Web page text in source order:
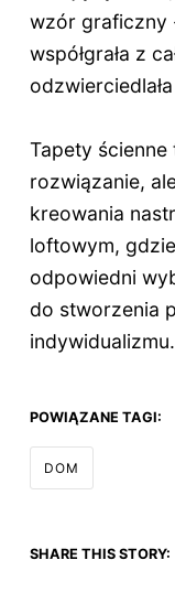
wzór graficzny
współgrała z
Tapety
rozwiązanie,
kreowania
loftowym,
odpowiedni
do stworzenia
indywidualizmu.
POWIĄZANE TAGI:
DOM
SHARE THIS STORY: